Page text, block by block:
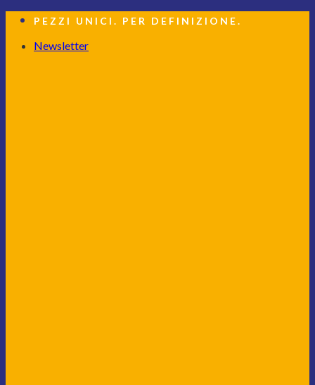
Salta
contenuti
PEZZI UNICI. PER DEFINIZIONE.
Newsletter